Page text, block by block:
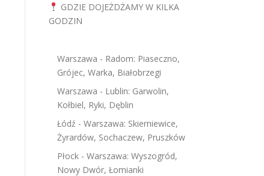
GDZIE DOJEŻDŻAMY W KILKA
GODZIN
Warszawa - Radom: Piaseczno,
Grójec, Warka, Białobrzegi
Warszawa - Lublin: Garwolin,
Kołbiel, Ryki, Dęblin
Łódź - Warszawa: Skierniewice,
Żyrardów, Sochaczew, Pruszków
Płock - Warszawa: Wyszogród,
Nowy Dwór, Łomianki